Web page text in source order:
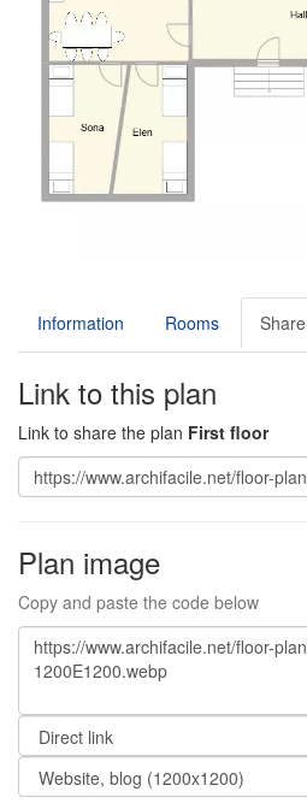
Information Rooms Share
Link to this plan
Link to share the plan First floor
Plan image
Copy and paste the code below